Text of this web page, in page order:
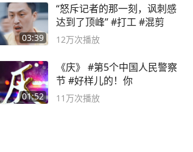
03:39
“怒斥记者的那一刻，讽刺感
达到了顶峰” #打工 #混剪
12万次播放
01:52
《庆》 #第5个中国人民警察
节 #好样儿的！你
11万次播放